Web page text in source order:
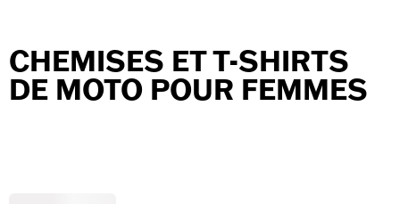
CHEMISES ET T-SHIRTS
DE MOTO POUR FEMMES